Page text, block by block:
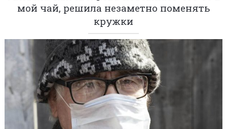
мой чай, решила незаметно поменять
кружки